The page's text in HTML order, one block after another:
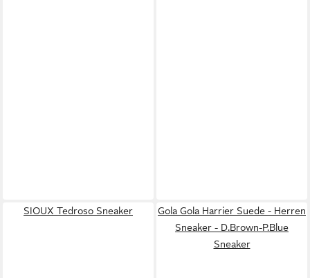
SIOUX Tedroso Sneaker
Gola Gola Harrier Suede - Herren
Sneaker - D.Brown-P.Blue
Sneaker